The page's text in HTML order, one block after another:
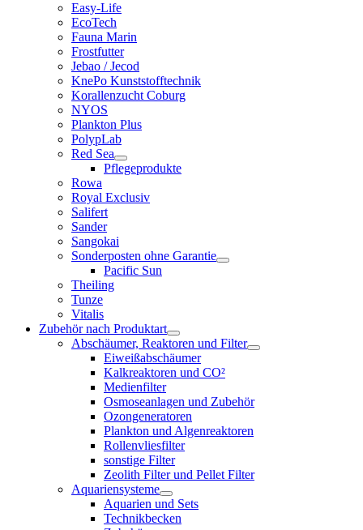
Easy-Life
EcoTech
Fauna Marin
Frostfutter
Jebao / Jecod
KnePo Kunststofftechnik
Korallenzucht Coburg
NYOS
Plankton Plus
PolypLab
Red Sea
Pflegeprodukte
Rowa
Royal Exclusiv
Salifert
Sander
Sangokai
Sonderposten ohne Garantie
Pacific Sun
Theiling
Tunze
Vitalis
Zubehör nach Produktart
Abschäumer, Reaktoren und Filter
Eiweißabschäumer
Kalkreaktoren und CO²
Medienfilter
Osmoseanlagen und Zubehör
Ozongeneratoren
Plankton und Algenreaktoren
Rollenvliesfilter
sonstige Filter
Zeolith Filter und Pellet Filter
Aquariensysteme
Aquarien und Sets
Technikbecken